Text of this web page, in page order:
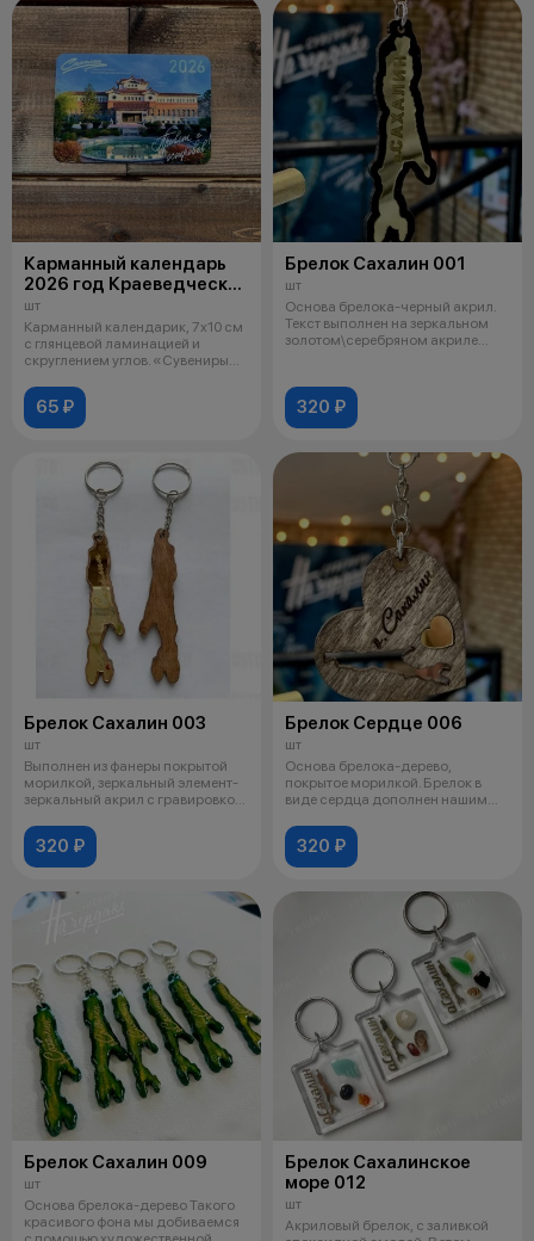
Карманный календарь
2026 год Краеведческий
музей 010
шт
Карманный календарик, 7х10 см
с глянцевой ламинацией и
скруглением углов. «Сувениры
65 ₽
Брелок Сахалин 001
шт
Основа брелока-черный акрил.
Текст выполнен на зеркальном
золотом\серебряном акриле
320 ₽
Брелок Сахалин 003
шт
Выполнен из фанеры покрытой
морилкой, зеркальный элемент-
зеркальный акрил с гравировкой
320 ₽
Брелок Сердце 006
шт
Основа брелока-дерево,
покрытое морилкой. Брелок в
виде сердца дополнен нашим
320 ₽
Брелок Сахалин 009
шт
Основа брелока-дерево Такого
красивого фона мы добиваемся
Брелок Сахалинское
море 012
шт
Акриловый брелок, с заливкой